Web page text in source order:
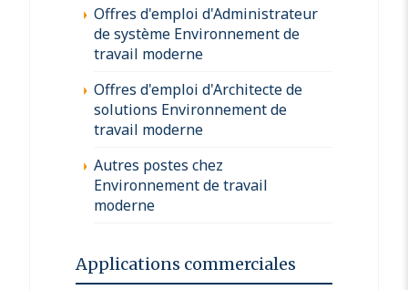
Offres d'emploi d'Administrateur
de système Environnement de
travail moderne
Offres d'emploi d'Architecte de
solutions Environnement de
travail moderne
Autres postes chez
Environnement de travail
moderne
Applications commerciales